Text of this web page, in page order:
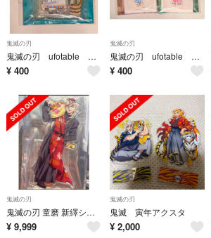
鬼滅の刃
鬼滅の刃 ufotable 伊黒小芭内
¥ 400
鬼滅の刃
鬼滅の刃 ufotable 栗花落カナヲ 神崎アオイ
¥ 400
鬼滅の刃
鬼滅の刃 童磨 新繹シリーズ アクリルスタンド 缶バッジ レーザーチケット クリアカード グッズ4点セット
¥ 9,999
鬼滅の刃
鬼滅 寅年アクスタ
¥ 2,000